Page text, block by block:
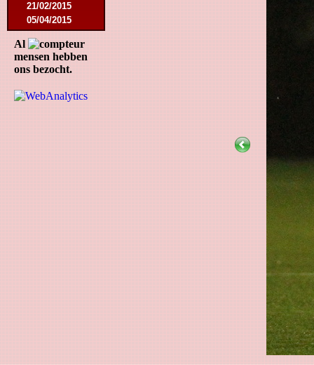
21/02/2015
05/04/2015
23/05/2015
30/05/2015
12/08/2015
15/08/2015
22/08/2015
12/09/2015
Al
mensen hebben
ons bezocht.